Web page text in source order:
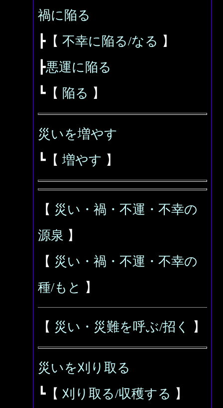
禍に陥る
┣【 不幸に陥る/なる 】
┣悪運に陥る
┗【 陥る 】
災いを増やす
┗【 増やす 】
【 災い・禍・不運・不幸の
源泉 】
【 災い・禍・不運・不幸の
種/もと
】
【 災い・災難を呼ぶ/招く 】
災いを刈り取る
┗【 刈り取る/収穫する 】